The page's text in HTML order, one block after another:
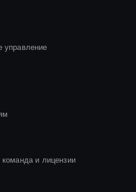
управление
и лицензии